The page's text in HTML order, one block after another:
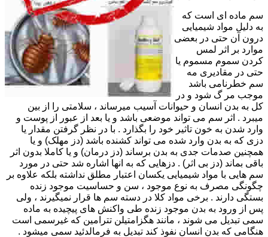
سم ماده ای است که
به دلیل مواد شیمیایی
درون آن حتی در بعضی
موارد بر اثر لمس
کردن سموم مسموم یا
حتی در مقادیری مه
سم خطرنامی باشد
موجب مر گ شود و در
کل به بدن انسان و حیوانات آسیب میرساند ، سلامتی را از بین
میبرد . اثر سم می تواند موضعی باشد و یا بعد از عبور از پوست و
وارد شدن به خون تاثیر خود را بگذارد . با در نظر گرفتن مقدار یا
دزی که به بدن وارد شده می تواند کشنده باشد (دز مهلک) و یا
همچنین صدمات جدی به بدن برساند (دز درمان) و یا کاملا بدون اثر
باقی بماند (دز بی اثر) . دزهایی که به انها اشاره شد حتی در مورد
سم هایی با مواد شیمیایی یکسان اعتبار مطلق نداشته بلکه علاوه بر
چگونگی مصرف به نوع موجود ، سن و حساسیت موجود زنده
بستگی دارند . برخی مواد کلا در دسته سم ها قرار نمیگیرند ، ولی
پس از ورود به بدن موجود زنده طی واکنش های پیچیده به ماده
سمی تبدیل می شوند ، مانند هگزامتیلن تترامین که غیرسمی است
هنگامی که بدن انسان نفوذ کند تبدیل به فرمالدئید سمی میشود .